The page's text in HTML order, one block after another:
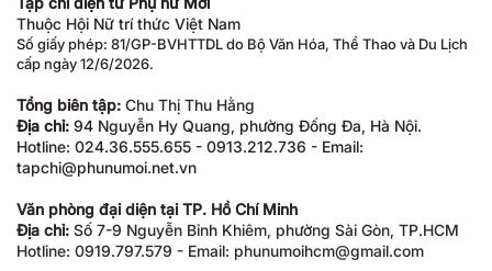
Thuộc Hội Nữ trí thức Việt Nam
Số giấy phép: 81/GP-BVHTTDL do Bộ Văn Hóa, Thể Thao và Du Lịch
cấp ngày 12/6/2026.
Tổng biên tập: Chu Thị Thu Hằng
Địa chỉ: 94 Nguyễn Hy Quang, phường Đống Đa, Hà Nội.
Hotline: 024.36.555.655 - 0913.212.736 - Email:
tapchi@phunumoi.net.vn
Văn phòng đại diện tại TP. Hồ Chí Minh
Địa chỉ: Số 7-9 Nguyễn Bỉnh Khiêm, phường Sài Gòn, TP.HCM
Hotline: 0919.797.579 - Email: phunumoihcm@gmail.com